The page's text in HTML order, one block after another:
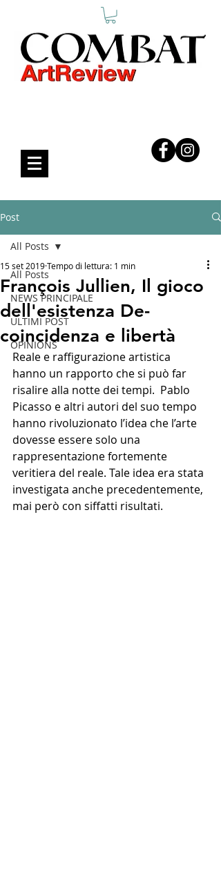
Post
All Posts
NEWS PRINCIPALE
ULTIMI POST
OPINIONS
All Posts
François Jullien, Il gioco
dell'esistenza De-
coincidenza e libertà
15 set 2019Tempo di lettura: 1 min
Reale e raffigurazione artistica
hanno un rapporto che si può far
risalire alla notte dei tempi.  Pablo
Picasso e altri autori del suo tempo
hanno rivoluzionato l’idea che l’arte
dovesse essere solo una
rappresentazione fortemente
veritiera del reale. Tale idea era stata
investigata anche precedentemente,
mai però con siffatti risultati.